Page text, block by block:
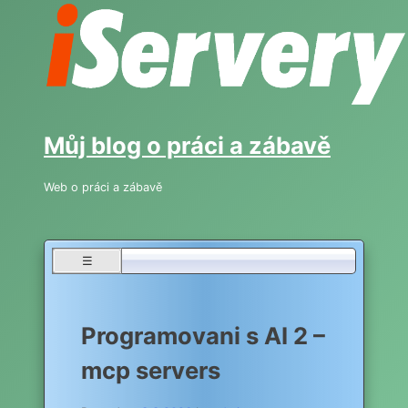
Můj blog o práci a zábavě
Web o práci a zábavě
☰
Programovani s AI 2 –
mcp servers